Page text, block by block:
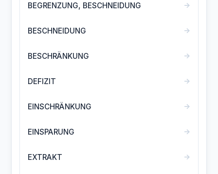
BEGRENZUNG, BESCHNEIDUNG →
BESCHNEIDUNG →
BESCHRÄNKUNG →
DEFIZIT →
EINSCHRÄNKUNG →
EINSPARUNG →
EXTRAKT →